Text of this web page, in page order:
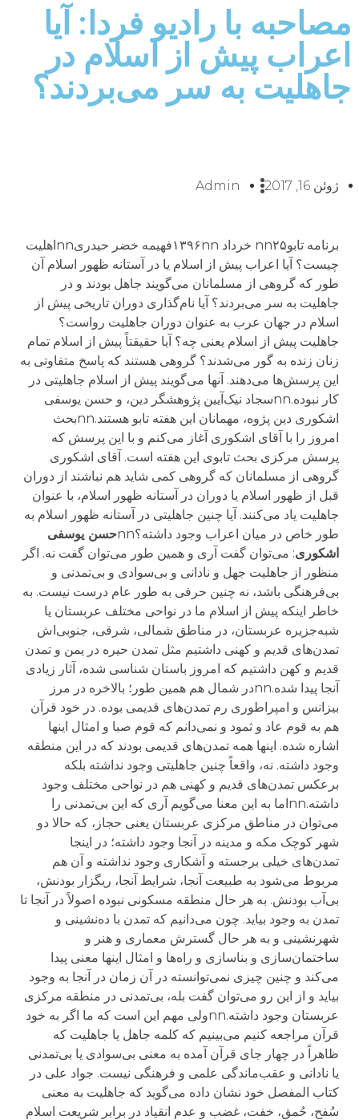
مصاحبه با رادیو فردا: آیا
اعراب پیش از اسلام در
جاهلیت به سر می‌بردند؟
ژوئن 16, 2017 Admin
برنامه تابوnn۲۵ خرداد ۱۳۹۶nnفهیمه خضر حیدریnnاهلیت
چیست؟ آیا اعراب پیش از اسلام یا در آستانه ظهور اسلام آن
طور که گروهی از مسلمانان می‌گویند جاهل بودند و در
جاهلیت به سر می‌بردند؟ آیا نام‌گذاری دوران تاریخی پیش از
اسلام در جهان عرب به عنوان دوران جاهلیت رواست؟
جاهلیت پیش از اسلام یعنی چه؟ آیا حقیقتاً پیش از اسلام تمام
زنان زنده به گور می‌شدند؟ گروهی هستند که پاسخ متفاوتی به
این پرسش‌ها می‌دهند. آنها می‌گویند پیش از اسلام جاهلیتی در
کار نبوده.nnسجاد نیک‌آیین پژوهشگر دین، و حسن یوسفی
اشکوری دین پژوه، مهمانان این هفته تابو هستند.nnبحث
امروز را با آقای اشکوری آغاز می‌کنم و با این پرسش که
پرسش مرکزی بحث تابوی این هفته است. آقای اشکوری
گروهی از مسلمانان که گروهی کمی شاید هم نباشند از دوران
قبل از ظهور اسلام یا دوران در آستانه ظهور اسلام، با عنوان
جاهلیت یاد می‌کنند. آیا چنین جاهلیتی در آستانه ظهور اسلام به
طور خاص در میان اعراب وجود داشته؟nn
حسن یوسفی
اشکوری: می‌توان گفت آری و همین طور می‌توان گفت نه. اگر
منظور از جاهلیت جهل و نادانی و بی‌سوادی و بی‌تمدنی و
بی‌فرهنگی باشد، نه چنین حرفی به طور عام درست نیست. به
خاطر اینکه پیش از اسلام ما در نواحی مختلف عربستان یا
شبه‌جزیره عربستان، در مناطق شمالی، شرقی، جنوبی‌اش
تمدن‌های قدیم و کهنی داشتیم مثل تمدن حیره در یمن و تمدن
قدیم و کهن داشتیم که امروز باستان شناسی شده، آثار زیادی
آنجا پیدا شده.nnدر شمال هم همین طور؛ بالاخره در مرز
بیزانس و امپراطوری رم تمدن‌های قدیمی بوده. در خود قرآن
هم به قوم عاد و ثمود و نمی‌دانم که قوم صبا و امثال اینها
اشاره شده. اینها همه تمدن‌های قدیمی بودند که در این منطقه
وجود داشته. نه، واقعاً چنین جاهلیتی وجود نداشته بلکه
برعکس تمدن‌های قدیم و کهنی هم در نواحی مختلف وجود
داشته.nnاما به این معنا می‌گویم آری که این بی‌تمدنی را
می‌توان در مناطق مرکزی عربستان یعنی حجاز، که حالا دو
شهر کوچک مکه و مدینه در آنجا وجود داشته؛ در اینجا
تمدن‌های خیلی برجسته و آشکاری وجود نداشته و آن هم
مربوط می‌شود به طبیعت آنجا، شرایط آنجا، ریگزار بودنش،
بی‌آب بودنش. به هر حال منطقه مسکونی نبوده اصولاً در آنجا تا
تمدن به وجود بیاید. چون می‌دانیم که تمدن با ده‌نشینی و
شهرنشینی و به هر حال گسترش معماری و هنر و
ساختمان‌سازی و بناسازی و راه‌ها و امثال اینها معنی پیدا
می‌کند و چنین چیزی نمی‌توانسته در آن زمان در آنجا به وجود
بیاید و از این رو می‌توان گفت بله، بی‌تمدنی در منطقه مرکزی
عربستان وجود داشته.nnولی مهم این است که ما اگر به خود
قرآن مراجعه کنیم می‌بینیم که کلمه جاهل یا جاهلیت که
ظاهراً در چهار جای قرآن آمده به معنی بی‌سوادی یا بی‌تمدنی
یا نادانی و عقب‌ماندگی علمی و فرهنگی نیست. جواد علی در
کتاب المفصل خود نشان داده می‌گوید که جاهلیت به معنی
سُفح، حُمق، خفت، غضب و عدم انقیاد در برابر شریعت اسلام